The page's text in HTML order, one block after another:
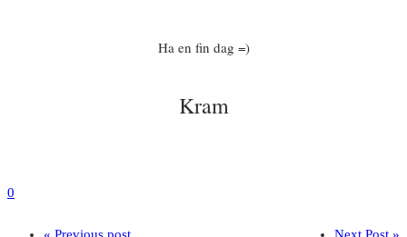
Ha en fin dag =)
Kram
0